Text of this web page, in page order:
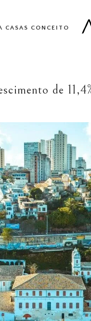
CASAS CONCEITO
de